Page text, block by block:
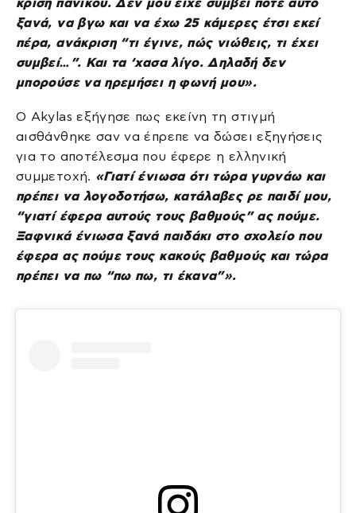
ξανά, να βγω και να έχω 25 κάμερες έτσι εκεί
πέρα, ανάκριση “τι έγινε, πώς νιώθεις, τι έχει
συμβεί…”. Και τα ‘χασα λίγο. Δηλαδή δεν
μπορούσε να ηρεμήσει η φωνή μου».
Ο Akylas εξήγησε πως εκείνη τη στιγμή
αισθάνθηκε σαν να έπρεπε να δώσει εξηγήσεις
για το αποτέλεσμα που έφερε η ελληνική
συμμετοχή. «Γιατί ένιωσα ότι τώρα γυρνάω και
πρέπει να λογοδοτήσω, κατάλαβες ρε παιδί μου,
“γιατί έφερα αυτούς τους βαθμούς” ας πούμε.
Ξαφνικά ένιωσα ξανά παιδάκι στο σχολείο που
έφερα ας πούμε τους κακούς βαθμούς και τώρα
πρέπει να πω “πω πω, τι έκανα”».